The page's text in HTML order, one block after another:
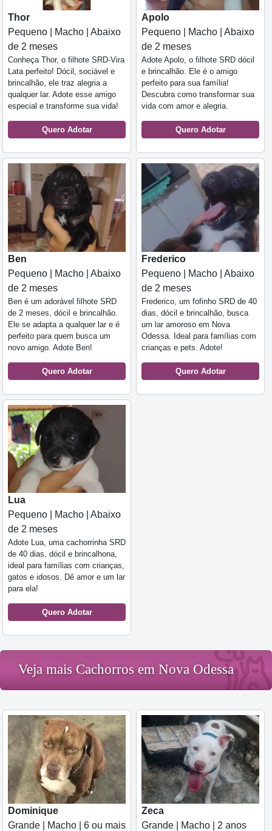
Thor
Pequeno | Macho | Abaixo
de 2 meses
Conheça Thor, o filhote SRD-Vira
Lata perfeito! Dócil, sociável e
brincalhão, ele traz alegria a
qualquer lar. Adote esse amigo
especial e transforme sua vida!
Quero Adotar
Apolo
Pequeno | Macho | Abaixo
de 2 meses
Adote Apolo, o filhote SRD dócil
e brincalhão. Ele é o amigo
perfeito para sua família!
Descubra como transformar sua
vida com amor e alegria.
Quero Adotar
Ben
Pequeno | Macho | Abaixo
de 2 meses
Ben é um adorável filhote SRD
de 2 meses, dócil e brincalhão.
Ele se adapta a qualquer lar e é
perfeito para quem busca um
novo amigo. Adote Ben!
Quero Adotar
Frederico
Pequeno | Macho | Abaixo
de 2 meses
Frederico, um fofinho SRD de 40
dias, dócil e brincalhão, busca
um lar amoroso em Nova
Odessa. Ideal para famílias com
crianças e pets. Adote!
Quero Adotar
Lua
Pequeno | Macho | Abaixo
de 2 meses
Adote Lua, uma cachorrinha SRD
de 40 dias, dócil e brincalhona,
ideal para famílias com crianças,
gatos e idosos. Dê amor e um lar
para ela!
Quero Adotar
Veja mais Cachorros em Nova Odessa
Dominique
Grande | Macho | 6 ou mais
Zeca
Grande | Macho | 2 anos